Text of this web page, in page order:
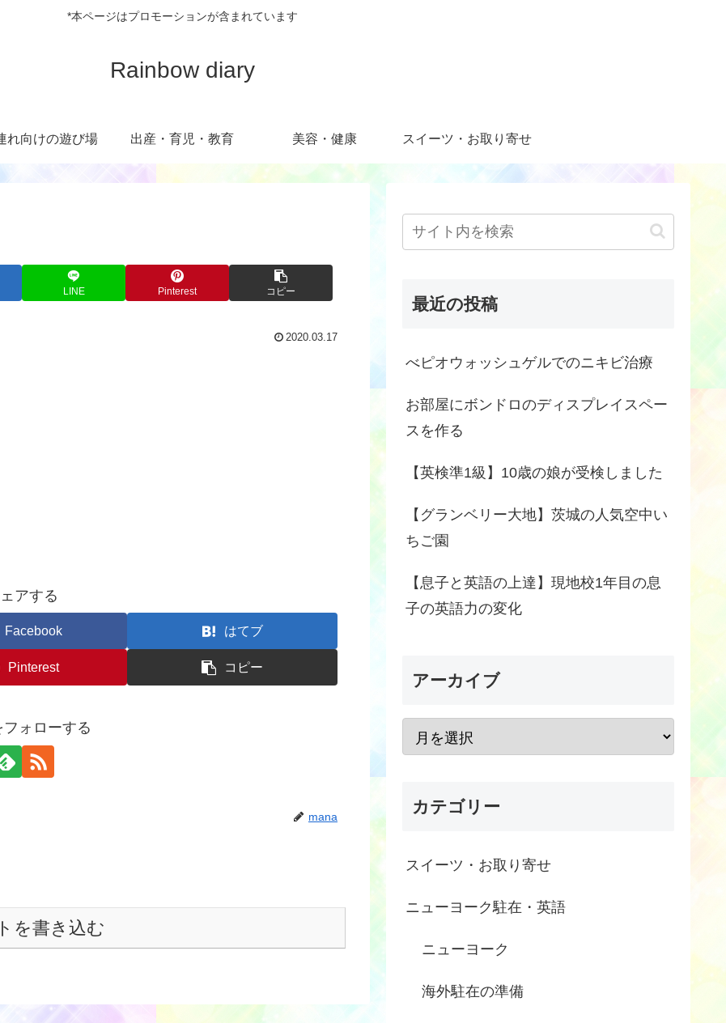
*本ページはプロモーションが含まれています
Rainbow diary
れ向けの遊び場 出産・育児・教育 美容・健康 スイーツ・お取り寄せ
LINE Pinterest コピー
2020.03.17
アする
Facebook はてブ
Pinterest コピー
フォローする
mana
を書き込む
最近の投稿
べピオウォッシュゲルでのニキビ治療
お部屋にボンドロのディスプレイスペー
スを作る
【英検準1級】10歳の娘が受検しました
【グランベリー大地】茨城の人気空中い
ちご園
【息子と英語の上達】現地校1年目の息
子の英語力の変化
アーカイブ
カテゴリー
スイーツ・お取り寄せ
ニューヨーク駐在・英語
ニューヨーク
海外駐在の準備